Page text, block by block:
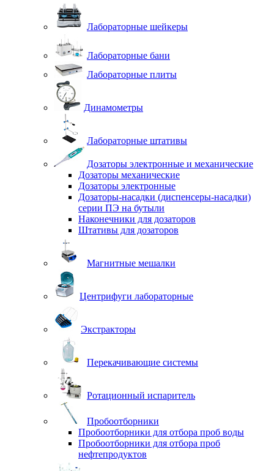
Лабораторные шейкеры
Лабораторные бани
Лабораторные плиты
Динамометры
Лабораторные штативы
Дозаторы электронные и механические
Дозаторы механические
Дозаторы электронные
Дозаторы-насадки (диспенсеры-насадки)
серии ПЭ на бутыли
Наконечники для дозаторов
Штативы для дозаторов
Магнитные мешалки
Центрифуги лабораторные
Экстракторы
Перекачивающие системы
Ротационный испаритель
Пробоотборники
Пробоотборники для отбора проб воды
Пробоотборники для отбора проб
нефтепродуктов